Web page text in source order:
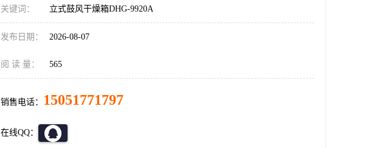
关键词： 立式鼓风干燥箱DHG-9920A
发布日期： 2026-08-07
阅 读 量： 565
销售电话： 15051771797
在线QQ：